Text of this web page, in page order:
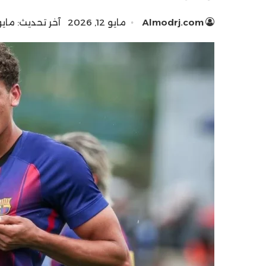
Almodrj.com مايو 12, 2026 آخر تحديث: مايو 12,